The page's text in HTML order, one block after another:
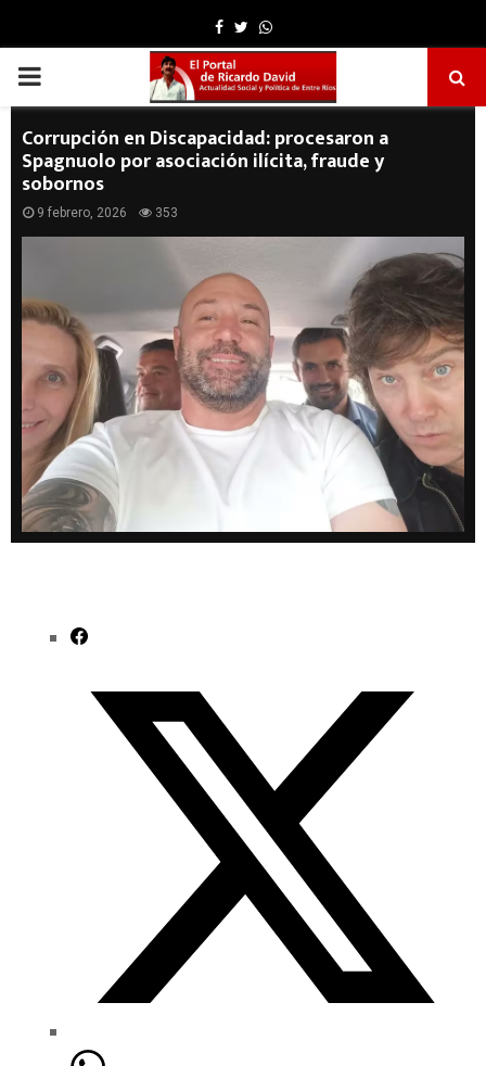
Facebook
TwitterWhatsapp
PRIMARY
MENU
Corrupción en Discapacidad: procesaron a
Spagnuolo por asociación ilícita, fraude y
sobornos
9 febrero, 2026 353